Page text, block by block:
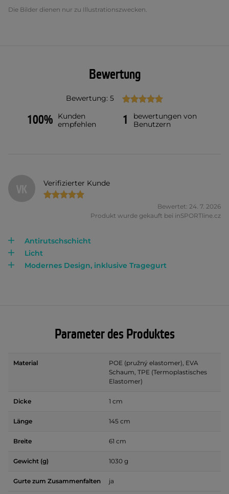
Die Bilder dienen nur zu Illustrationszwecken.
Bewertung
Bewertung: 5
100%
Kunden
empfehlen
1
bewertungen von
Benutzern
VK Verifizierter Kunde
Bewertet: 24. 7. 2026
Produkt wurde gekauft bei inSPORTline.cz
Antirutschschicht
Licht
Modernes Design, inklusive Tragegurt
Parameter des Produktes
Material
POE (pružný elastomer), EVA
Schaum, TPE (Termoplastisches
Elastomer)
Dicke 1 cm
Länge 145 cm
Breite 61 cm
Gewicht (g) 1030 g
Gurte zum Zusammenfalten ja